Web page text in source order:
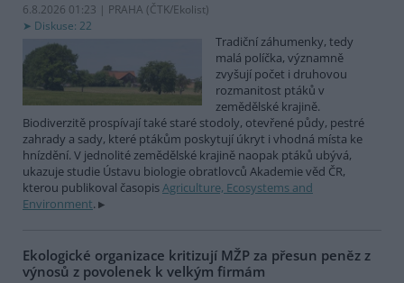
6.8.2026 01:23 | PRAHA (ČTK/Ekolist)
Diskuse: 22
Tradiční záhumenky, tedy
malá políčka, významně
zvyšují počet i druhovou
rozmanitost ptáků v
zemědělské krajině.
Biodiverzitě prospívají také staré stodoly, otevřené půdy, pestré
zahrady a sady, které ptákům poskytují úkryt i vhodná místa ke
hnízdění. V jednolité zemědělské krajině naopak ptáků ubývá,
ukazuje studie Ústavu biologie obratlovců Akademie věd ČR,
kterou publikoval časopisAgriculture, Ecosystems and
Environment.
Ekologické organizace kritizují MŽP za přesun peněz z
výnosů z povolenek k velkým firmám